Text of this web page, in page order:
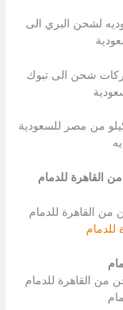
لشحن البري الى
شحن الى تبوك
من مصر للسعودية
القاهرة للدمام
القاهرة للدمام
القاهرة للدمام